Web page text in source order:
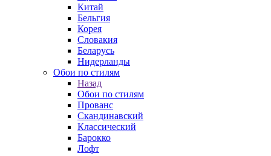
Китай
Бельгия
Корея
Словакия
Беларусь
Нидерланды
Обои по стилям
Назад
Обои по стилям
Прованс
Скандинавский
Классический
Барокко
Лофт